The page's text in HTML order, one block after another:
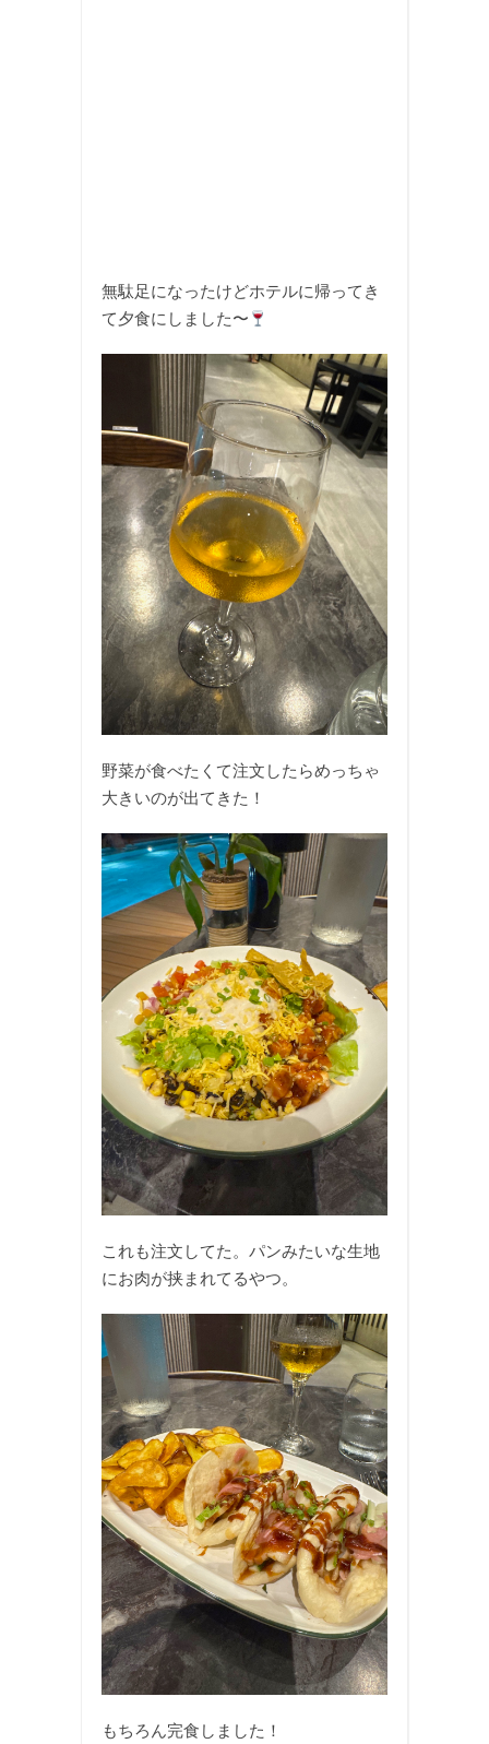
無駄足になったけどホテルに帰ってき
て夕食にしました〜
野菜が食べたくて注文したらめっちゃ
大きいのが出てきた！
これも注文してた。パンみたいな生地
にお肉が挟まれてるやつ。
もちろん完食しました！